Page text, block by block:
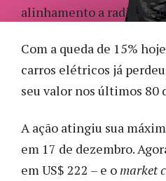
alinhamento a radicais
Com a queda de 15%
carros elétricos já
seu valor nos últimos 80
A ação atingiu sua
em 17 de dezembro.
em US$ 222 – e omarket